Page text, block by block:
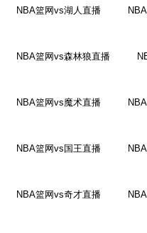
NBA篮网vs湖人直播
NBA篮网vs森林狼直播
NBA篮网vs魔术直播
NBA篮网vs国王直播
NBA篮网vs奇才直播